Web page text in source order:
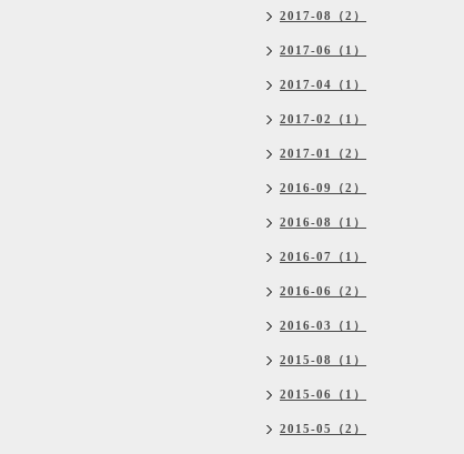
2017-08（2）
2017-06（1）
2017-04（1）
2017-02（1）
2017-01（2）
2016-09（2）
2016-08（1）
2016-07（1）
2016-06（2）
2016-03（1）
2015-08（1）
2015-06（1）
2015-05（2）